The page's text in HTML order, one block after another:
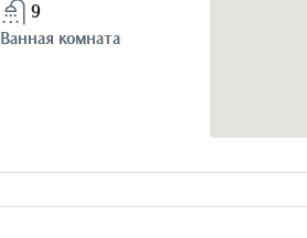
9
Ванная комната